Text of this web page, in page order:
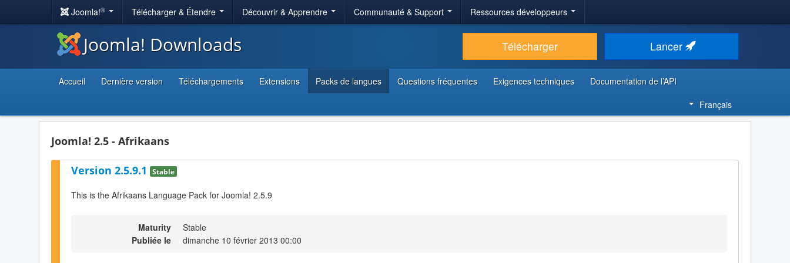
Joomla!® Télécharger & Étendre Découvrir & Apprendre Communauté & Support Ressources développeurs
Joomla! Downloads Télécharger Lancer
Accueil Dernière version Téléchargements Extensions Packs de langues Questions fréquentes Exigences techniques
Documentation de l’API
Français
Joomla! 2.5 - Afrikaans
Version 2.5.9.1 Stable
This is the Afrikaans Language Pack for Joomla! 2.5.9
Maturity
Stable
Publiée le
dimanche 10 février 2013 00:00